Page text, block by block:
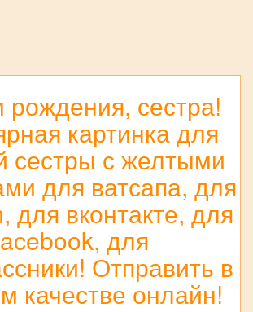
сестра!
картинка для
сестры с желтыми
для ватсапа, для
для вконтакте, для
для
Отправить в
качестве онлайн!